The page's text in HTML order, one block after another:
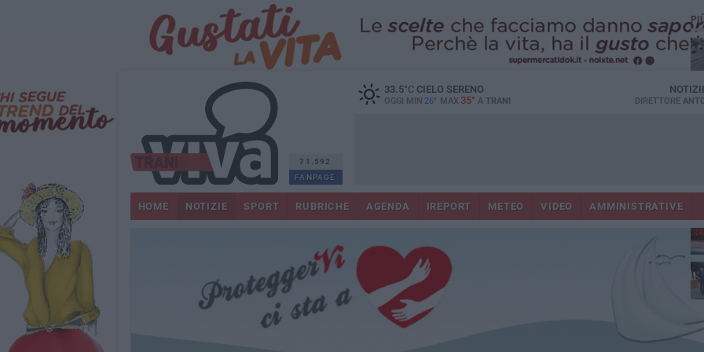
71.592
FANPAGE
33.5°CCIELO SERENO
OGGI MIN 26° MAX 35° A TRANI DIRETTORE
HOME NOTIZIE SPORT RUBRICHE AGENDA IREPORT METEO VIDEO AMMINISTRATIVE